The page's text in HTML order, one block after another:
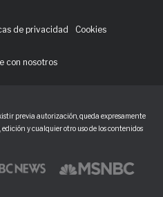
de privacidad Cookies
con nosotros
previa autorización, queda expresamente
y cualquier otro uso de los contenidos